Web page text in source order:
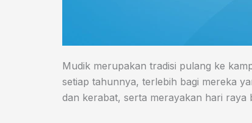
Mudik merupakan tradisi pulang ke
setiap tahunnya, terlebih bagi mereka
dan kerabat, serta merayakan hari raya